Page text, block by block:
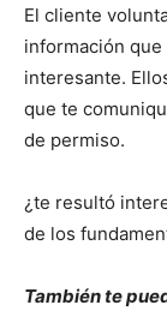
El cliente
información
interesante.
que te
de permiso.
¿te resultó
de los
También te